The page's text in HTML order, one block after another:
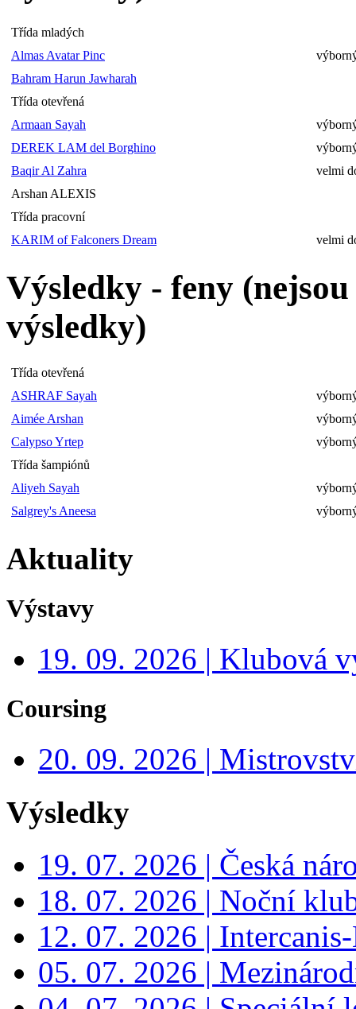
Třída mladých
Almas Avatar Pinc
Bahram Harun Jawharah
Třída otevřená
Armaan Sayah
DEREK LAM del Borghino
Baqir Al Zahra
velmi
Arshan ALEXIS
Třída pracovní
KARIM of Falconers Dream
velmi
Výsledky - feny
výsledky)
Třída otevřená
ASHRAF Sayah
Aimée Arshan
Calypso Yrtep
Třída šampiónů
Aliyeh Sayah
Salgrey's Aneesa
Aktuality
Výstavy
19. 09. 2026 | Klubová
Coursing
20. 09. 2026 |
Výsledky
19. 07. 2026 | Česká
18. 07. 2026 | Noční
12. 07. 2026 |
05. 07. 2026 |